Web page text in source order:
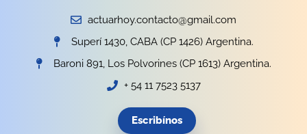
actuarhoy.contacto@gmail.com
Superí 1430, CABA (CP 1426) Argentina.
Baroni 891, Los Polvorines (CP 1613) Argentina.
+ 54 11 7523 5137
Escribínos